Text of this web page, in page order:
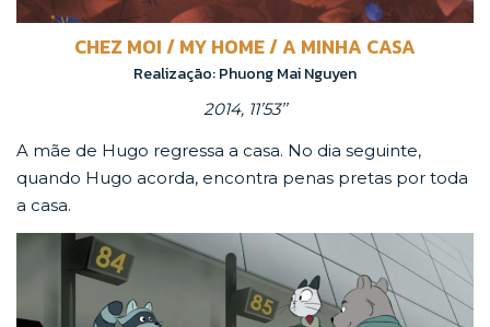
CHEZ MOI / MY HOME / A MINHA CASA
Realização: Phuong Mai Nguyen
2014, 11’53’’
A mãe de Hugo regressa a casa. No dia seguinte,
quando Hugo acorda, encontra penas pretas por toda
a casa.